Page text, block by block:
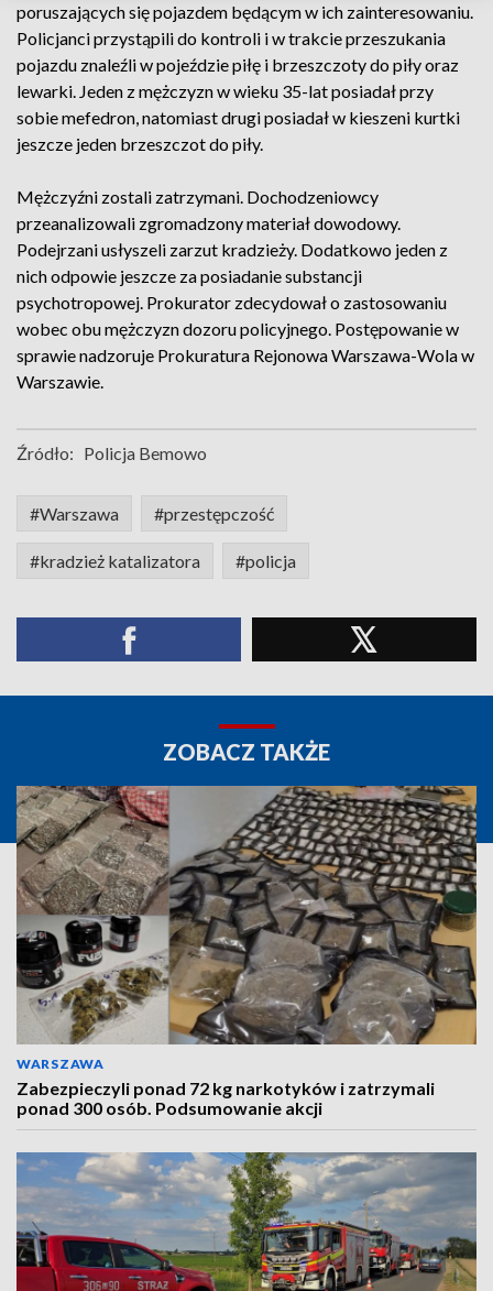
poruszających się pojazdem będącym w ich zainteresowaniu.
Policjanci przystąpili do kontroli i w trakcie przeszukania
pojazdu znaleźli w pojeździe piłę i brzeszczoty do piły oraz
lewarki. Jeden z mężczyzn w wieku 35-lat posiadał przy
sobie mefedron, natomiast drugi posiadał w kieszeni kurtki
jeszcze jeden brzeszczot do piły.
Mężczyźni zostali zatrzymani. Dochodzeniowcy
przeanalizowali zgromadzony materiał dowodowy.
Podejrzani usłyszeli zarzut kradzieży. Dodatkowo jeden z
nich odpowie jeszcze za posiadanie substancji
psychotropowej. Prokurator zdecydował o zastosowaniu
wobec obu mężczyzn dozoru policyjnego. Postępowanie w
sprawie nadzoruje Prokuratura Rejonowa Warszawa-Wola w
Warszawie.
Źródło: Policja Bemowo
#Warszawa #przestępczość
#kradzież katalizatora #policja
ZOBACZ TAKŻE
WARSZAWA
Zabezpieczyli ponad 72 kg narkotyków i zatrzymali
ponad 300 osób. Podsumowanie akcji